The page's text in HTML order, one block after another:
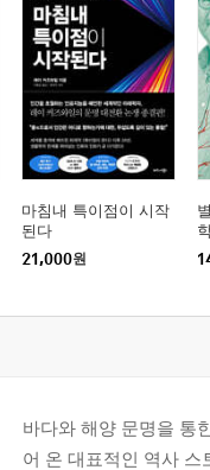
마침내 특이점이 시작
된다
21,000원
바다와 해양 문명을 통
어 온 대표적인 역사